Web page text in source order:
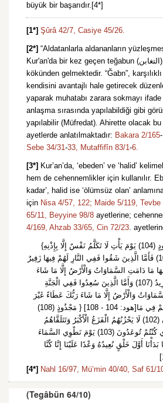
büyük bir başarıdır.[4*]
[1*] Şûrâ 42/7, Casiye 45/26.
[2*] “Aldatanlarla aldananların
Kur'an'da bir kez geçen teğabun (التغابن), “ğabn (غبن)”
kökünden gelmektedir. “Ğabn”,
kendisini avantajlı hale getirecek
yaparak muhatabı zarara sokmayı
anlaşma sırasında yapılabildiği gibi
yapılabilir (Müfredat). Ahirette olacak
ayetlerde anlatılmaktadır: Bakara 2/165-
Sebe 34/31-33, Mutaffifîn 83/1-6.
[3*] Kur’an’da, ‘ebeden’ ve ‘halid’
hem de cehennemlikler için kullanılır.
kadar’, halid ise ‘ölümsüz olan’
için Nisa 4/57, 122; Maide 5/119, Tevbe
65/11, Beyyine 98/8 ayetlerine;
4/169, Ahzab 33/65, Cin 72/23.
{وَمَا نُؤَخِّرُهُ إِلَّا لِأَجَلٍ مَعْدُودٍ (104) يَوْمَ يَأْتِ لَا تَكَلَّمُ نَفْسٌ إِلَّا بِإِذْنِهِ
فَمِنْهُمْ شَقِيٌّ وَسَعِيدٌ (105) فَأَمَّا الَّذِينَ شَقُوا فَفِي النَّارِ لَهُمْ فِيهَا زَفِيرٌ
فِيهَا مَا دَامَتِ السَّمَاوَاتُ وَالْأَرْضُ إِلَّا مَا شَاءَ
رَبُّكَ إِنَّ رَبَّكَ فَعَّالٌ لِمَا يُرِيدُ (107) وَأَمَّا الَّذِينَ سُعِدُوا فَفِي الْجَنَّةِ
وَالْأَرْضُ إِلَّا مَا شَاءَ رَبُّكَ عَطَاءً غَيْرَ
مَجْذُوذٍ (108) } [هود: 104 - 108]لَا يَسْمَعُونَ حَسِيسَهَا وَهُمْ فِي مَا
اشْتَهَتْ أَنْفُسُهُمْ خَالِدُونَ (102) لَا يَحْزُنُهُمُ الْفَزَعُ الْأَكْبَرُ وَتَتَلَقَّاهُمُ
الْمَلَائِكَةُ هَذَا يَوْمُكُمُ الَّذِي كُنْتُمْ تُوعَدُونَ (103) يَوْمَ نَطْوِي السَّمَاءَ
أَوَّلَ خَلْقٍ نُعِيدُهُ وَعْدًا عَلَيْنَا إِنَّا كُنَّا
[4*] Nahl 16/97, Mü’min 40/40, Saf 61/
(Tegâbün 64/10)